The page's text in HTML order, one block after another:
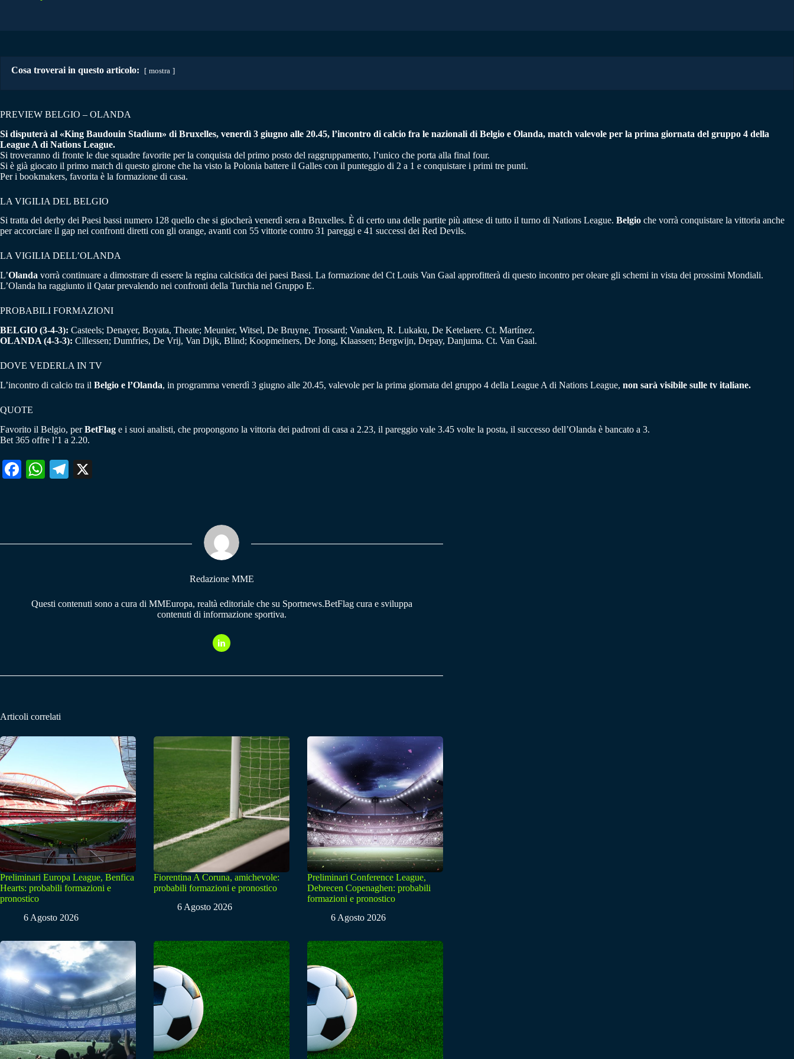
Cosa troverai in questo articolo: mostra
PREVIEW BELGIO – OLANDA
Si disputerà al «King Baudouin Stadium» di Bruxelles, venerdì 3 giugno alle 20.45, l’incontro di calcio fra le nazionali di Belgio e Olanda, match valevole per la prima giornata del gruppo 4 della
League A di Nations League.
Si troveranno di fronte le due squadre favorite per la conquista del primo posto del raggruppamento, l’unico che porta alla final four.
Si è già giocato il primo match di questo girone che ha visto la Polonia battere il Galles con il punteggio di 2 a 1 e conquistare i primi tre punti.
Per i bookmakers, favorita è la formazione di casa.
LA VIGILIA DEL BELGIO
Si tratta del derby dei Paesi bassi numero 128 quello che si giocherà venerdì sera a Bruxelles. È di certo una delle partite più attese di tutto il turno di Nations League. Belgio che vorrà conquistare la vittoria anche
per accorciare il gap nei confronti diretti con gli orange, avanti con 55 vittorie contro 31 pareggi e 41 successi dei Red Devils.
LA VIGILIA DELL’OLANDA
L’Olanda vorrà continuare a dimostrare di essere la regina calcistica dei paesi Bassi. La formazione del Ct Louis Van Gaal approfitterà di questo incontro per oleare gli schemi in vista dei prossimi Mondiali.
L’Olanda ha raggiunto il Qatar prevalendo nei confronti della Turchia nel Gruppo E.
PROBABILI FORMAZIONI
BELGIO (3-4-3): Casteels; Denayer, Boyata, Theate; Meunier, Witsel, De Bruyne, Trossard; Vanaken, R. Lukaku, De Ketelaere. Ct. Martínez.
OLANDA (4-3-3): Cillessen; Dumfries, De Vrij, Van Dijk, Blind; Koopmeiners, De Jong, Klaassen; Bergwijn, Depay, Danjuma. Ct. Van Gaal.
DOVE VEDERLA IN TV
L’incontro di calcio tra il Belgio e l’Olanda, in programma venerdì 3 giugno alle 20.45, valevole per la prima giornata del gruppo 4 della League A di Nations League, non sarà visibile sulle tv italiane.
QUOTE
Favorito il Belgio, perBetFlag e i suoi analisti, che propongono la vittoria dei padroni di casa a 2.23, il pareggio vale 3.45 volte la posta, il successo dell’Olanda è bancato a 3.
Bet 365 offre l’1 a 2.20.
Fa W
pp
Te
m
Redazione MME
Questi contenuti sono a cura di MMEuropa, realtà editoriale che su Sportnews.BetFlag cura e sviluppa
contenuti di informazione sportiva.
Articoli correlati
Preliminari Europa League, Benfica
Hearts: probabili formazioni e
pronostico
6 Agosto 2026
Fiorentina A Coruna, amichevole:
probabili formazioni e pronostico
6 Agosto 2026
Preliminari Conference League,
Debrecen Copenaghen: probabili
formazioni e pronostico
6 Agosto 2026